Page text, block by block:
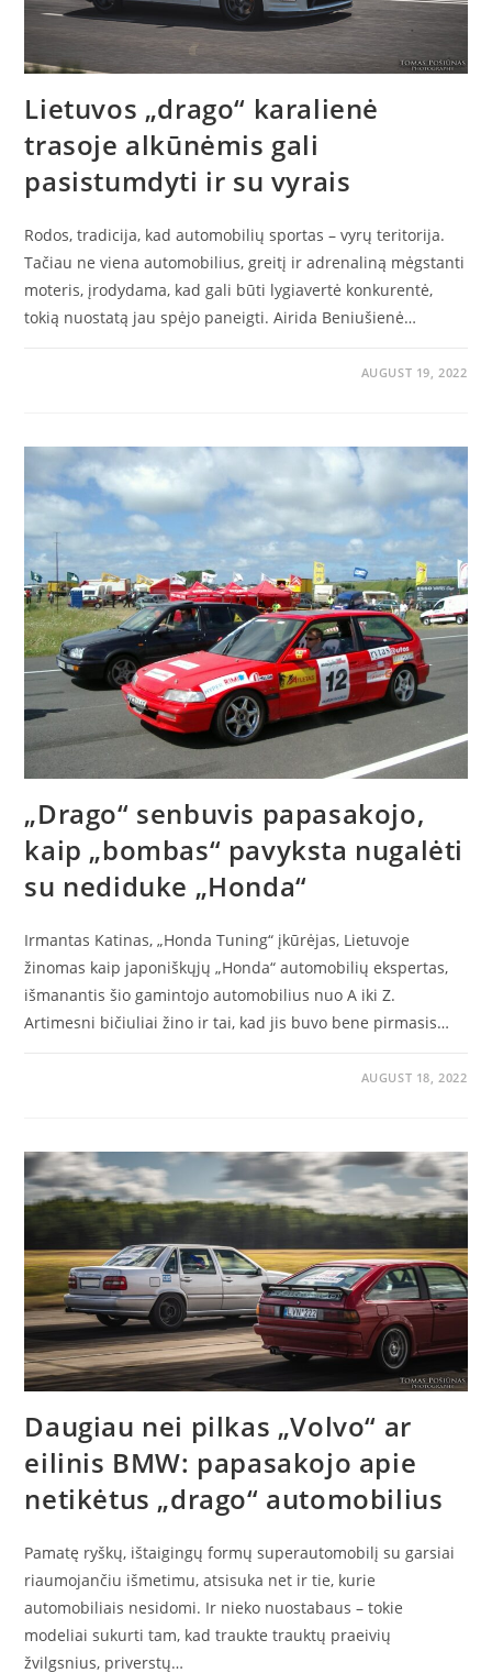
Lietuvos „drago“ karalienė
trasoje alkūnėmis gali
pasistumdyti ir su vyrais
Rodos, tradicija, kad automobilių sportas – vyrų teritorija.
Tačiau ne viena automobilius, greitį ir adrenaliną mėgstanti
moteris, įrodydama, kad gali būti lygiavertė konkurentė,
tokią nuostatą jau spėjo paneigti. Airida Beniušienė…
AUGUST 19, 2022
„Drago“ senbuvis papasakojo,
kaip „bombas“ pavyksta nugalėti
su nediduke „Honda“
Irmantas Katinas, „Honda Tuning“ įkūrėjas, Lietuvoje
žinomas kaip japoniškųjų „Honda“ automobilių ekspertas,
išmanantis šio gamintojo automobilius nuo A iki Z.
Artimesni bičiuliai žino ir tai, kad jis buvo bene pirmasis…
AUGUST 18, 2022
Daugiau nei pilkas „Volvo“ ar
eilinis BMW: papasakojo apie
netikėtus „drago“ automobilius
Pamatę ryškų, ištaigingų formų superautomobilį su garsiai
riaumojančiu išmetimu, atsisuka net ir tie, kurie
automobiliais nesidomi. Ir nieko nuostabaus – tokie
modeliai sukurti tam, kad traukte trauktų praeivių
žvilgsnius, priverstų…